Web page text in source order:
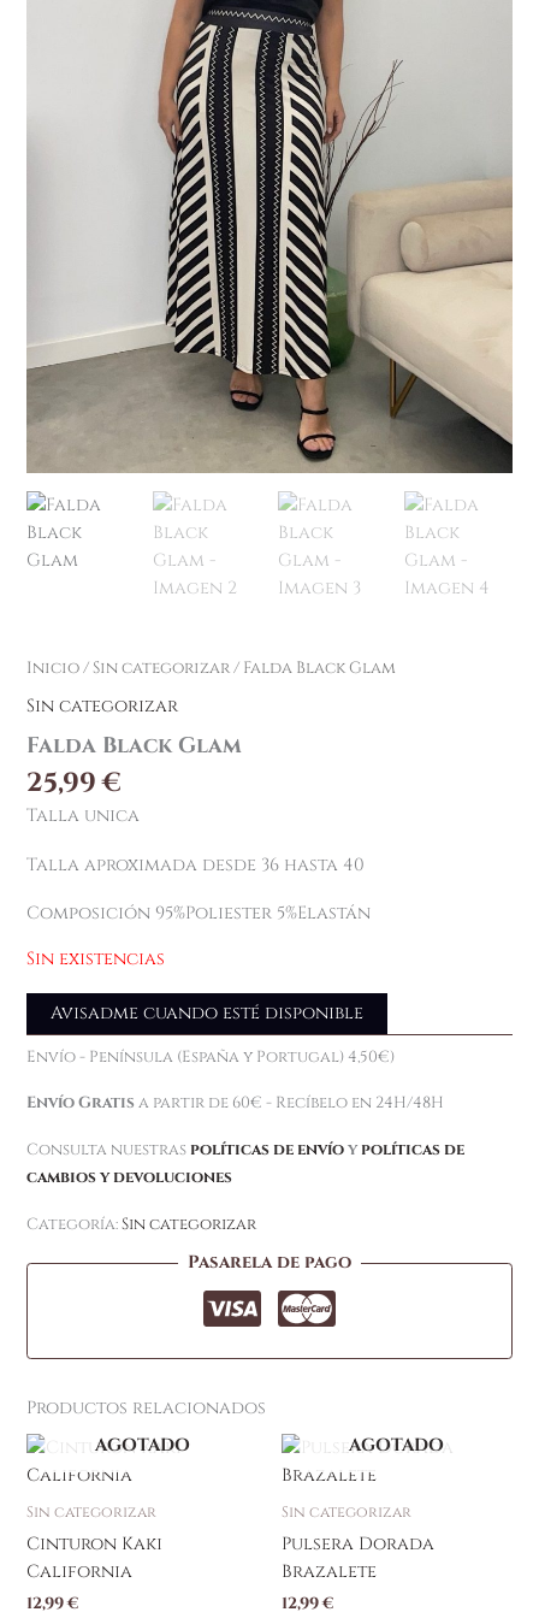
Inicio/Sin categorizar/ Falda Black Glam
Sin categorizar
Falda Black Glam
25,99€
Talla unica
Talla aproximada desde 36 hasta 40
Composición 95%Poliester 5%Elastán
Sin existencias
Avisadme cuando esté disponible
Envío - Península (España y Portugal) 4,50€)
Envío Gratis a partir de 60€ - Recíbelo en 24H/48H
Consulta nuestras políticas de envíoy políticas de
cambios y devoluciones
Categoría:Sin categorizar
Pasarela de pago
Productos relacionados
AGOTADO
Sin categorizar
Cinturon Kaki
California
12,99€
AGOTADO
Sin categorizar
Pulsera Dorada
Brazalete
12,99€